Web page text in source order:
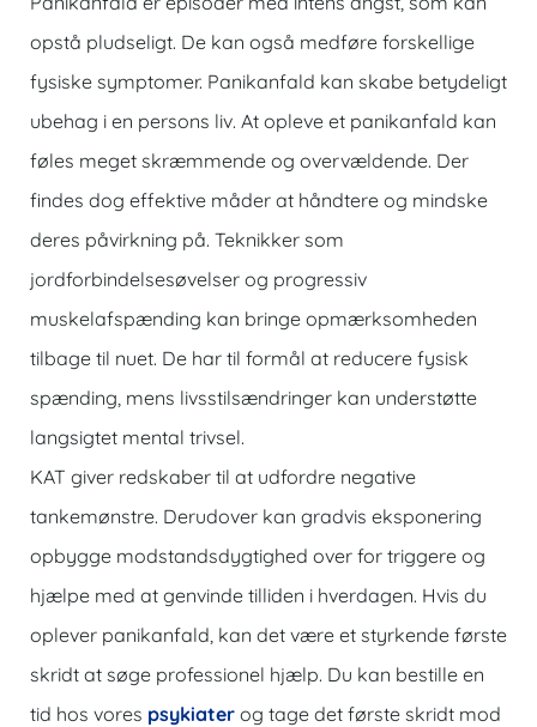
opstå pludseligt. De kan også medføre forskellige
fysiske symptomer. Panikanfald kan skabe betydeligt
ubehag i en persons liv. At opleve et panikanfald kan
føles meget skræmmende og overvældende. Der
findes dog effektive måder at håndtere og mindske
deres påvirkning på. Teknikker som
jordforbindelsesøvelser og progressiv
muskelafspænding kan bringe opmærksomheden
tilbage til nuet. De har til formål at reducere fysisk
spænding, mens livsstilsændringer kan understøtte
langsigtet mental trivsel.
KAT giver redskaber til at udfordre negative
tankemønstre. Derudover kan gradvis eksponering
opbygge modstandsdygtighed over for triggere og
hjælpe med at genvinde tilliden i hverdagen. Hvis du
oplever panikanfald, kan det være et styrkende første
skridt at søge professionel hjælp. Du kan bestille en
tid hos vores psykiater og tage det første skridt mod